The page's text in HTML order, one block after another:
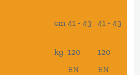
cm 41 - 43 41 - 43
kg 120 120
EN EN